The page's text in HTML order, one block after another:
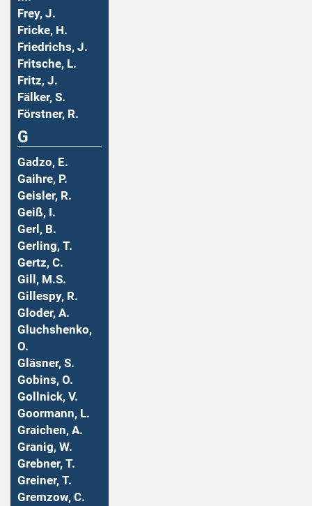
Frey, J.
Fricke, H.
Friedrichs, J.
Fritsche, L.
Fritz, J.
Fälker, S.
Förstner, R.
G
Gadzo, E.
Gaihre, P.
Geisler, R.
Geiß, I.
Gerl, B.
Gerling, T.
Gertz, C.
Gill, M.S.
Gillespy, R.
Gloder, A.
Gluchshenko,
O.
Gläsner, S.
Gobins, O.
Gollnick, V.
Goormann, L.
Graichen, A.
Granig, W.
Grebner, T.
Greiner, T.
Gremzow, C.